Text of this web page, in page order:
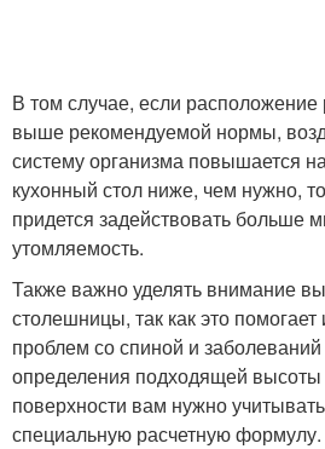
В том случае, если
выше рекомендуемой нормы,
систему организма повышается
кухонный стол ниже, чем нужно,
придется задействовать больше
утомляемость.
Также важно уделять внимание
столешницы, так как это
проблем со спиной и
определения подходящей
поверхности вам нужно
специальную расчетную формулу.